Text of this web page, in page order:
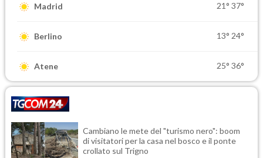
Madrid 21° 37°
Berlino 13° 24°
Atene 25° 36°
Cambiano le mete del "turismo nero": boom
di visitatori per la casa nel bosco e il ponte
crollato sul Trigno